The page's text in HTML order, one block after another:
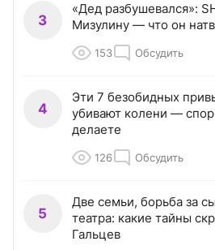
3
«Дед разбушевался»:
Мизулину — что он
153 Обсудить
4
Эти 7 безобидных
убивают колени —
делаете
126 Обсудить
5
Две семьи, борьба за
театра: какие тайны
Гальцев